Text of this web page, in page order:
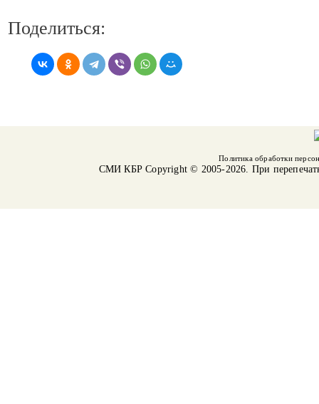
Поделиться:
Политика обработки
СМИ КБРCopyright © 2005-2026. При